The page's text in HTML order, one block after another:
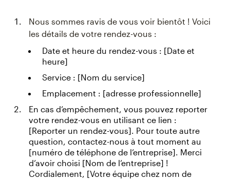
Nous sommes ravis de vous voir bientôt ! Voici
les détails de votre rendez-vous :
Date et heure du rendez-vous : [Date et
heure]
Service : [Nom du service]
Emplacement : [adresse professionnelle]
En cas d’empêchement, vous pouvez reporter
votre rendez-vous en utilisant ce lien :
[Reporter un rendez-vous]. Pour toute autre
question, contactez-nous à tout moment au
[numéro de téléphone de l’entreprise]. Merci
d’avoir choisi [Nom de l’entreprise] !
Cordialement, [Votre équipe chez nom de